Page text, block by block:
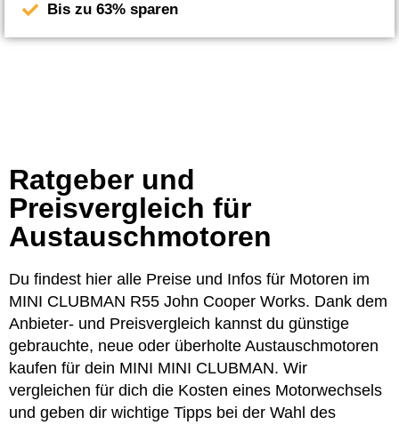
Bis zu 63% sparen
Ratgeber und
Preisvergleich für
Austauschmotoren
Du findest hier alle Preise und Infos für Motoren im
MINI CLUBMAN R55 John Cooper Works. Dank dem
Anbieter- und Preisvergleich kannst du günstige
gebrauchte, neue oder überholte Austauschmotoren
kaufen für dein MINI MINI CLUBMAN. Wir
vergleichen für dich die Kosten eines Motorwechsels
und geben dir wichtige Tipps bei der Wahl des